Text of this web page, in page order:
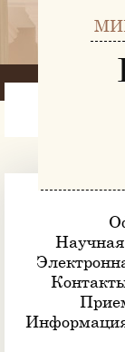
Научная
Информация